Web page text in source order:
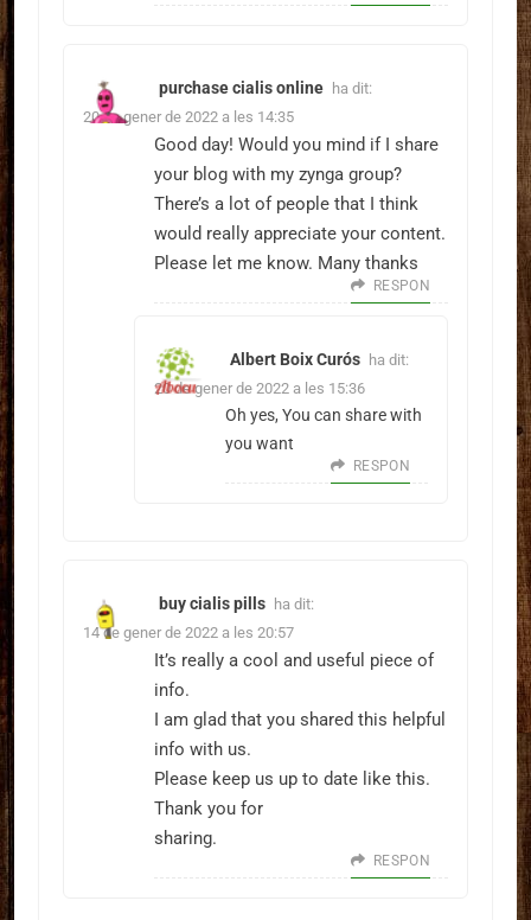
purchase cialis online ha dit:
20 de gener de 2022 a les 14:35
Good day! Would you mind if I share
your blog with my zynga group?
There’s a lot of people that I think
would really appreciate your content.
Please let me know. Many thanks
RESPON
Albert Boix Curós ha dit:
20 de gener de 2022 a les 15:36
Oh yes, You can share with
you want
RESPON
buy cialis pills ha dit:
14 de gener de 2022 a les 20:57
It’s really a cool and useful piece of
info.
I am glad that you shared this helpful
info with us.
Please keep us up to date like this.
Thank you for
sharing.
RESPON